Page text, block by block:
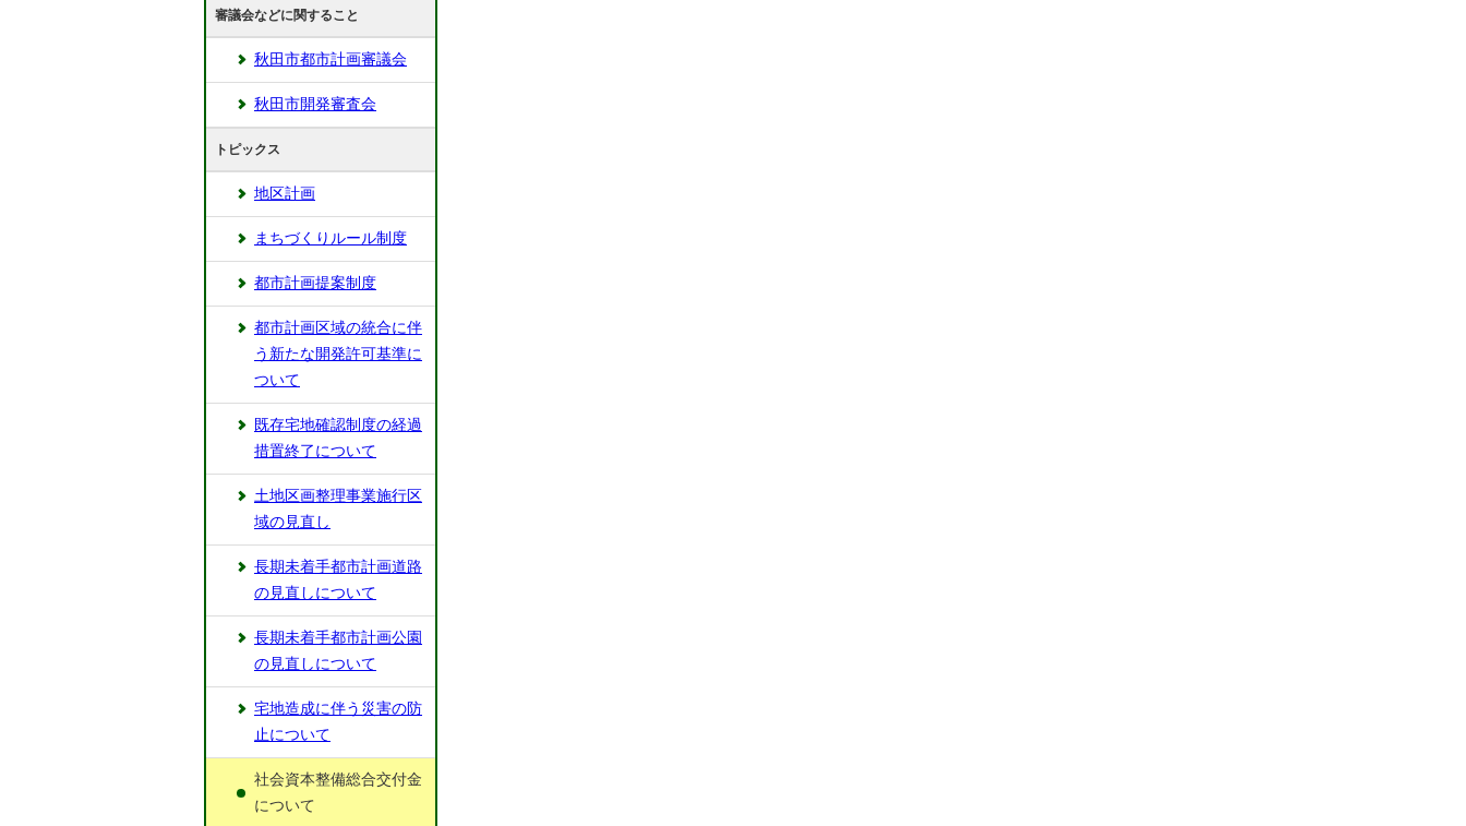
審議会などに関すること
秋田市都市計画審議会
秋田市開発審査会
トピックス
地区計画
まちづくりルール制度
都市計画提案制度
都市計画区域の統合に伴
う新たな開発許可基準に
ついて
既存宅地確認制度の経過
措置終了について
土地区画整理事業施行区
域の見直し
長期未着手都市計画道路
の見直しについて
長期未着手都市計画公園
の見直しについて
宅地造成に伴う災害の防
止について
社会資本整備総合交付金
について